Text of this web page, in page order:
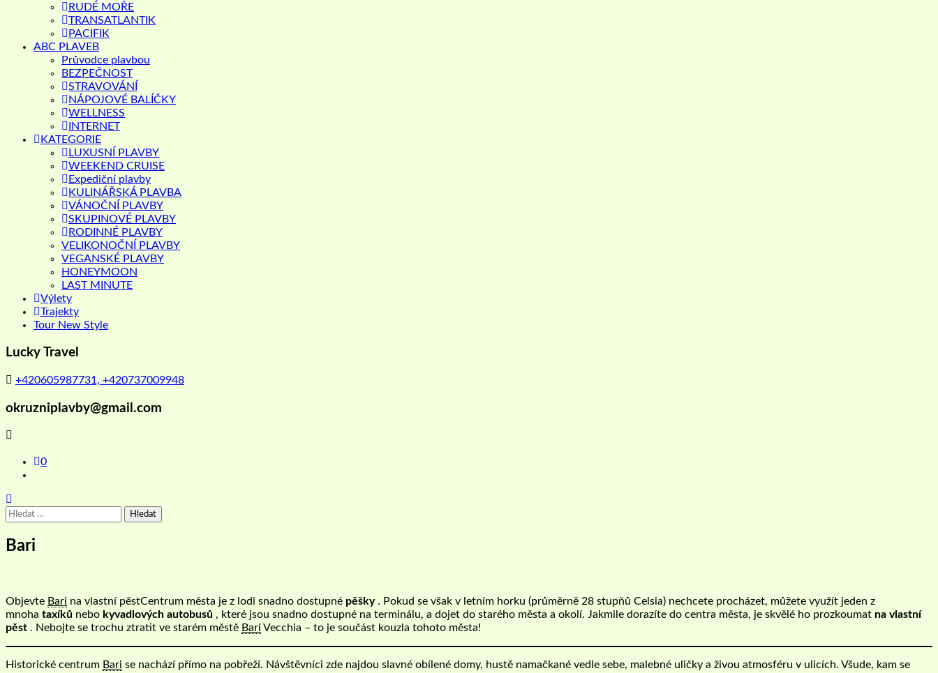
RUDÉ MOŘE
TRANSATLANTIK
PACIFIK
ABC PLAVEB
Průvodce plavbou
BEZPEČNOST
STRAVOVÁNÍ
NÁPOJOVÉ BALÍČKY
WELLNESS
INTERNET
KATEGORIE
LUXUSNÍ PLAVBY
WEEKEND CRUISE
Expediční plavby
KULINÁŘSKÁ PLAVBA
VÁNOČNÍ PLAVBY
SKUPINOVÉ PLAVBY
RODINNÉ PLAVBY
VELIKONOČNÍ PLAVBY
VEGANSKÉ PLAVBY
HONEYMOON
LAST MINUTE
Výlety
Trajekty
Tour New Style
Lucky Travel
+420605987731, +420737009948
okruzniplavby@gmail.com
0
Vyhledávání
Bari
Objevte Bari na vlastní pěstCentrum města je z lodi snadno dostupné pěšky. Pokud se však v letním horku (průměrně 28 stupňů Celsia) nechcete procházet, můžete využít jeden z
mnoha taxíků nebo kyvadlových autobusů , které jsou snadno dostupné na terminálu, a dojet do starého města a okolí. Jakmile dorazíte do centra města, je skvělé ho prozkoumat na vlastní
pěst . Nebojte se trochu ztratit ve starém městě Bari Vecchia – to je součást kouzla tohoto města!
Historické centrum Bari se nachází přímo na pobřeží. Návštěvníci zde najdou slavné obílené domy, hustě namačkané vedle sebe, malebné uličky a živou atmosféru v ulicích. Všude, kam se